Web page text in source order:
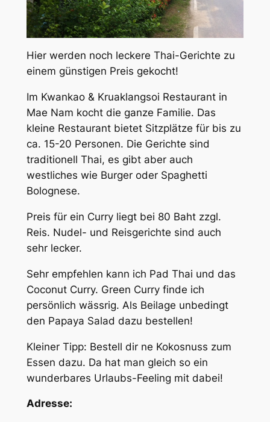
Hier werden noch leckere Thai-Gerichte zu
einem günstigen Preis gekocht!
Im Kwankao & Kruaklangsoi Restaurant in
Mae Nam kocht die ganze Familie. Das
kleine Restaurant bietet Sitzplätze für bis zu
ca. 15-20 Personen. Die Gerichte sind
traditionell Thai, es gibt aber auch
westliches wie Burger oder Spaghetti
Bolognese.
Preis für ein Curry liegt bei 80 Baht zzgl.
Reis. Nudel- und Reisgerichte sind auch
sehr lecker.
Sehr empfehlen kann ich Pad Thai und das
Coconut Curry. Green Curry finde ich
persönlich wässrig. Als Beilage unbedingt
den Papaya Salad dazu bestellen!
Kleiner Tipp: Bestell dir ne Kokosnuss zum
Essen dazu. Da hat man gleich so ein
wunderbares Urlaubs-Feeling mit dabei!
Adresse: